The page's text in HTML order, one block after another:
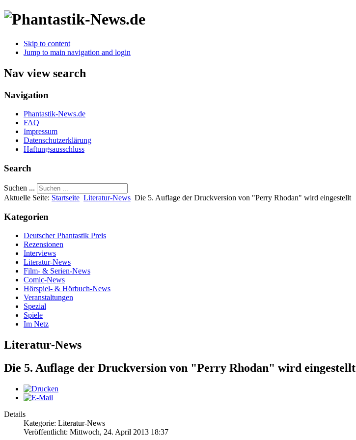
Skip to content
Jump to main navigation and login
Nav view search
Navigation
Phantastik-News.de
FAQ
Impressum
Datenschutzerklärung
Haftungsausschluss
Search
Suchen ...
Aktuelle Seite: Startseite Literatur-News Die 5. Auflage der Druckversion von "Perry Rhodan" wird eingestellt
Kategorien
Deutscher Phantastik Preis
Rezensionen
Interviews
Literatur-News
Film- & Serien-News
Comic-News
Hörspiel- & Hörbuch-News
Veranstaltungen
Spezial
Spiele
Im Netz
Literatur-News
Die 5. Auflage der Druckversion von "Perry Rhodan" wird eingestellt
Details
Kategorie: Literatur-News
Veröffentlicht: Mittwoch, 24. April 2013 18:37